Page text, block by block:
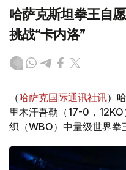
哈萨克斯坦拳王自
挑战“卡内洛”
（哈萨克国际通讯社讯）
里木汗吾勒（17-0，
织（WBO）中量级世界拳